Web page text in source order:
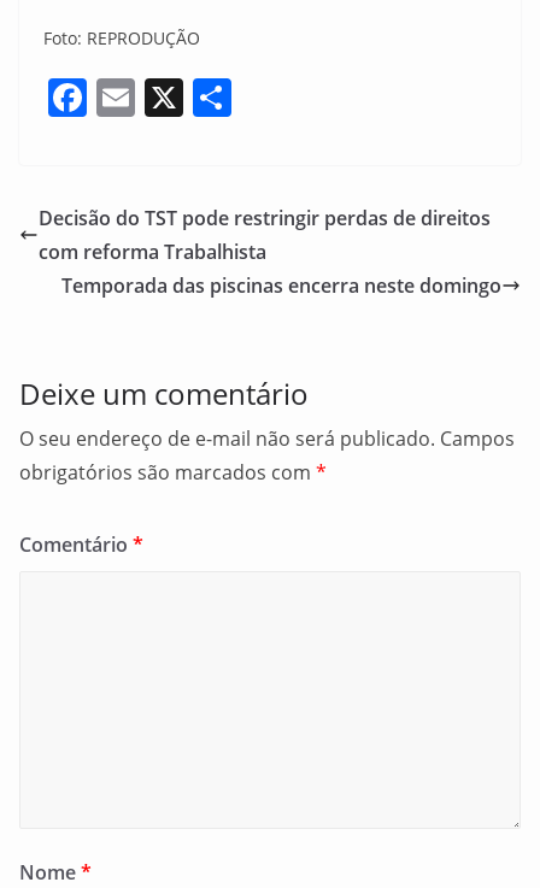
Foto: REPRODUÇÃO
F
e
b
o
E
l
X
e
Decisão do TST pode restringir perdas de direitos
com reforma Trabalhista
Temporada das piscinas encerra neste domingo
Deixe um comentário
O seu endereço de e-mail não será publicado. Campos
obrigatórios são marcados com *
Comentário *
Nome*